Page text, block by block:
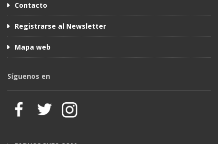
Contacto
Registrarse al Newsletter
Mapa web
Síguenos en